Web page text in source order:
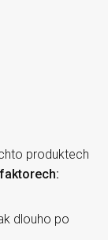
produktech
dlouho po